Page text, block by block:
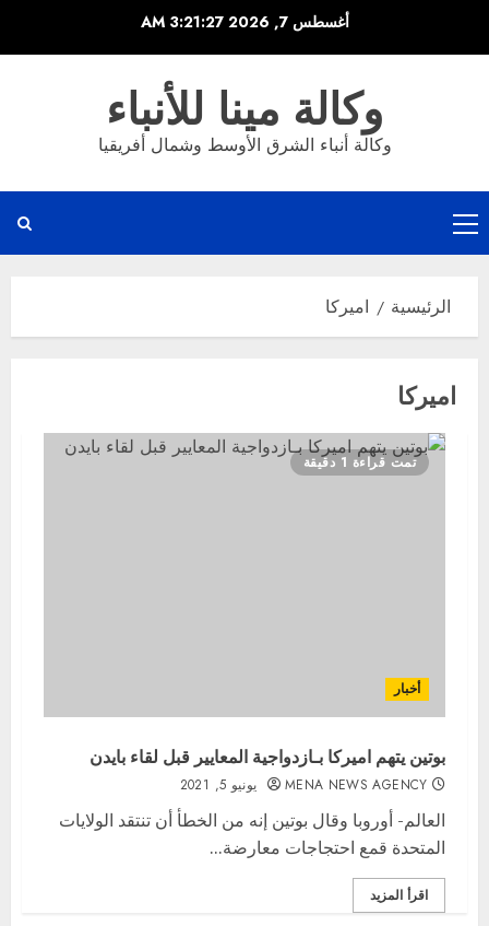
أغسطس 7, 2026 3:21:27 AM
وكالة مينا للأنباء
وكالة أنباء الشرق الأوسط وشمال أفريقيا
القائمة
الرئيسية
الرئيسية اميركا
اميركا
تمت قراءة 1 دقيقة
أخبار
بوتين يتهم اميركا بـازدواجية المعايير قبل لقاء بايدن
MENA NEWS AGENCY يونيو 5, 2021
العالم- أوروبا وقال بوتين إنه من الخطأ أن تنتقد الولايات
المتحدة قمع احتجاجات معارضة...
اقرأ المزيد